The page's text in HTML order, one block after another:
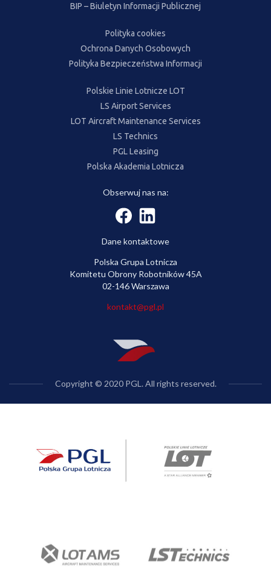
BIP – Biuletyn Informacji Publicznej
Polityka cookies
Ochrona Danych Osobowych
Polityka Bezpieczeństwa Informacji
Polskie Linie Lotnicze LOT
LS Airport Services
LOT Aircraft Maintenance Services
LS Technics
PGL Leasing
Polska Akademia Lotnicza
Obserwuj nas na:
Dane kontaktowe
Polska Grupa Lotnicza
Komitetu Obrony Robotników 45A
02-146 Warszawa
kontakt@pgl.pl
Copyright © 2020 PGL. All rights reserved.